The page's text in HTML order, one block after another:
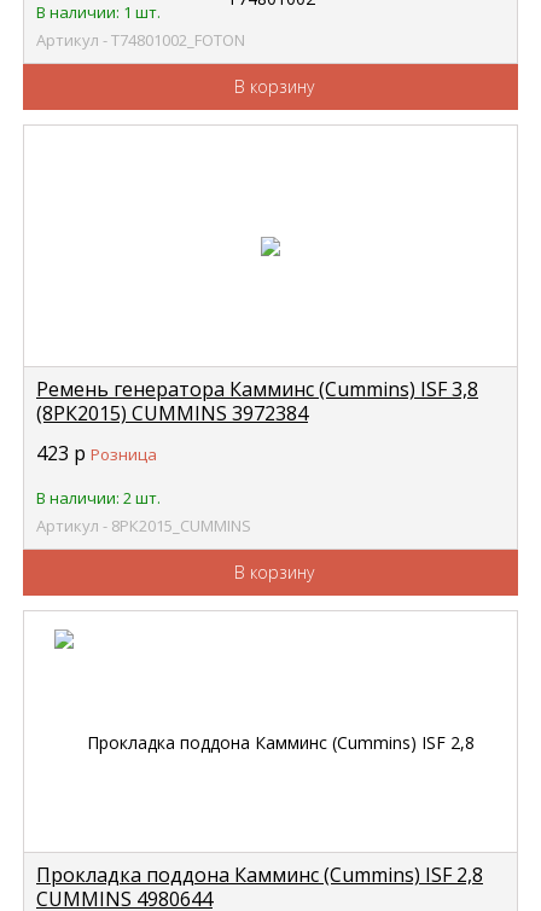
В наличии: 1 шт.
Артикул - Т74801002_FOTON
В корзину
Ремень генератора Камминс (Cummins) ISF 3,8
(8РК2015) CUMMINS 3972384
423 р Розница
В наличии: 2 шт.
Артикул - 8РК2015_CUMMINS
В корзину
Прокладка поддона Камминс (Cummins) ISF 2,8
CUMMINS 4980644